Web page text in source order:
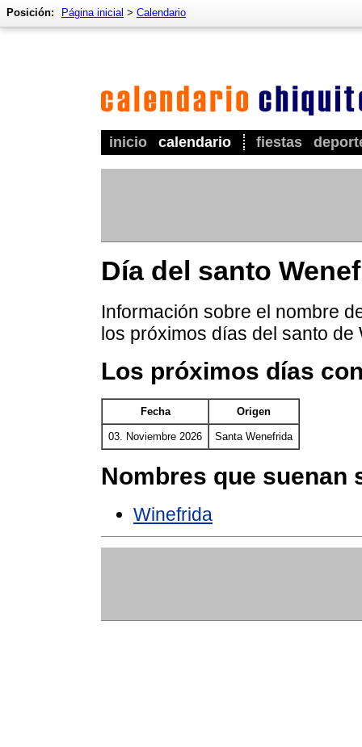
inicio calendario fiestas
Posición: Página inicial > Calendario
Día del santo
Información sobre el nombre
los próximos días del santo de
Los próximos días
Fecha Origen
03. Noviembre 2026 Santa Wenefrida
Nombres que suenan
Winefrida